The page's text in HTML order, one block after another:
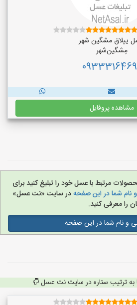
ییلاق مشگین شهر
مِشگین‌شهر
مشاهده پروفایل
مرتبط با عسل خود را تبلیغ کنید برای
نام شما در این صفحهدر سایت «نت عسل»
را معرفی کنید.
و نام شما در این صفحه
به ترتیب ستاره در سایت نت عسل